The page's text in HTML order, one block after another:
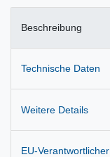
Beschreibung
Technische Daten
Weitere Details
EU-Verantwortlicher